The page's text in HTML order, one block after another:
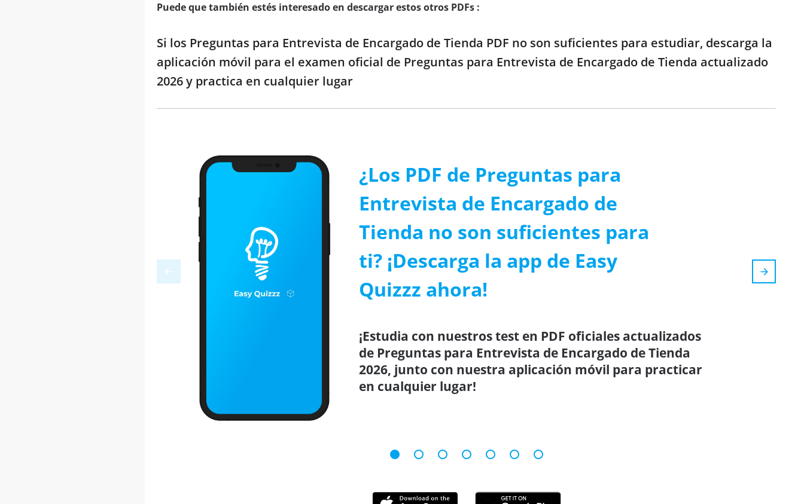
Puede que también estés interesado en descargar estos otros PDFs :
Si los Preguntas para Entrevista de Encargado de Tienda PDF no son suficientes para estudiar, descarga la
aplicación móvil para el examen oficial de Preguntas para Entrevista de Encargado de Tienda actualizado
2026 y practica en cualquier lugar
¿Los PDF de Preguntas para
Entrevista de Encargado de
Tienda no son suficientes para
ti? ¡Descarga la app de Easy
Quizzz ahora!
¡Estudia con nuestros test en PDF oficiales actualizados
de Preguntas para Entrevista de Encargado de Tienda
2026, junto con nuestra aplicación móvil para practicar
en cualquier lugar!